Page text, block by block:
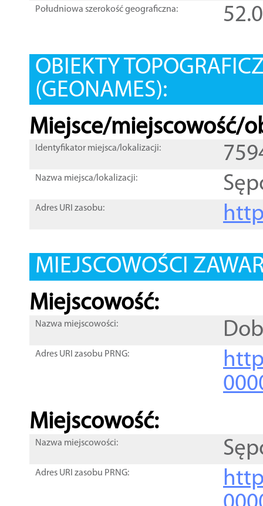
Południowa szerokość geograficzna:
OBIEKTY
(GEONAMES):
Miejsce/miejscowość/
Identyfikator miejsca/lokalizacji:
Nazwa miejsca/lokalizacji:
Adres URI zasobu:
MIEJSCOWOŚCI
Miejscowość:
Nazwa miejscowości:
Adres URI zasobu PRNG:
Miejscowość:
Nazwa miejscowości:
Adres URI zasobu PRNG: